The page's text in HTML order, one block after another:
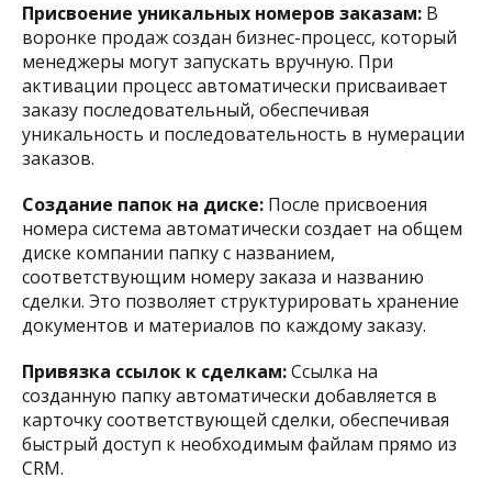
Присвоение уникальных номеров заказам: В
воронке продаж создан бизнес-процесс, который
менеджеры могут запускать вручную. При
активации процесс автоматически присваивает
заказу последовательный, обеспечивая
уникальность и последовательность в нумерации
заказов.​
Создание папок на диске: После присвоения
номера система автоматически создает на общем
диске компании папку с названием,
соответствующим номеру заказа и названию
сделки. Это позволяет структурировать хранение
документов и материалов по каждому заказу.​
Привязка ссылок к сделкам:Ссылка на
созданную папку автоматически добавляется в
карточку соответствующей сделки, обеспечивая
быстрый доступ к необходимым файлам прямо из
CRM.​